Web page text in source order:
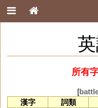
所有
[
漢字
詞類